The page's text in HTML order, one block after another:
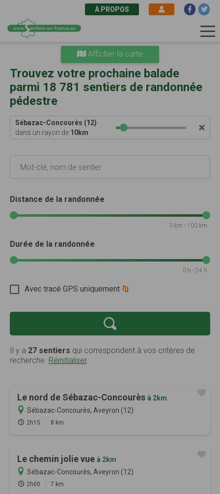
principal
À PROPOS
Trouvez votre prochaine balade
parmi 18 781 sentiers de randonnée
pédestre
Sébazac-Concourès (12)
dans un rayon de 10km
Distance de la randonnée
0 km - 100 km
Durée de la randonnée
0 h - 24 h
Avec tracé GPS uniquement
Il y a 27 sentiers qui correspondent à vos critères de
recherche. Réinitialiser
Le nord de Sébazac-Concourès à 2km
Sébazac-Concourès, Aveyron (12)
2h15 8 km
Le chemin jolie vue à 2km
Sébazac-Concourès, Aveyron (12)
2h00 7 km
Afficher la carte